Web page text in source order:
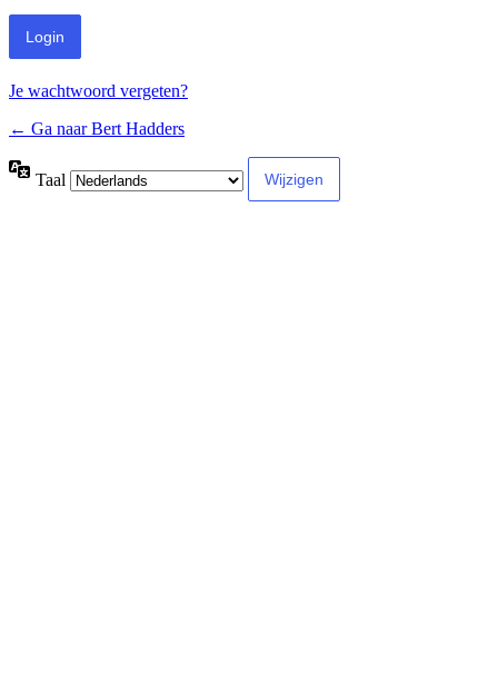
Je wachtwoord vergeten?
← Ga naar Bert Hadders
Taal